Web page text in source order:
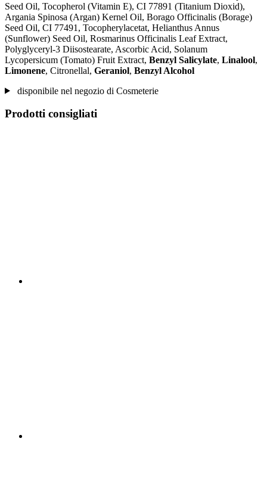
Seed Oil, Tocopherol (Vitamin E), CI 77891 (Titanium Dioxid),
Argania Spinosa (Argan) Kernel Oil, Borago Officinalis (Borage)
Seed Oil, CI 77491, Tocopherylacetat, Helianthus Annus
(Sunflower) Seed Oil, Rosmarinus Officinalis Leaf Extract,
Polyglyceryl-3 Diisostearate, Ascorbic Acid, Solanum
Lycopersicum (Tomato) Fruit Extract, Benzyl Salicylate, Linalool,
Limonene, Citronellal, Geraniol, Benzyl Alcohol
disponibile nel negozio di Cosmeterie
Prodotti consigliati